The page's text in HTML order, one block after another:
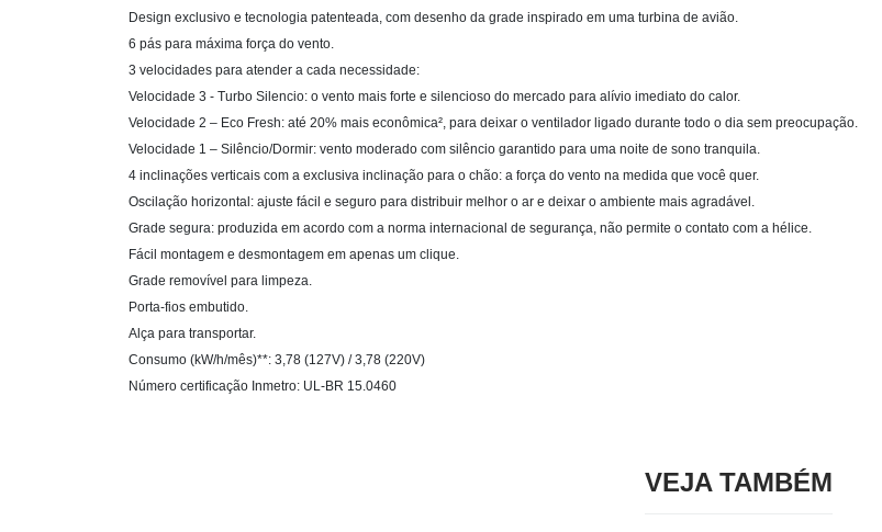
Design exclusivo e tecnologia patenteada, com desenho da grade inspirado em uma turbina de avião.
6 pás para máxima força do vento.
3 velocidades para atender a cada necessidade:
Velocidade 3 - Turbo Silencio: o vento mais forte e silencioso do mercado para alívio imediato do calor.
Velocidade 2 – Eco Fresh: até 20% mais econômica², para deixar o ventilador ligado durante todo o dia sem preocupação.
Velocidade 1 – Silêncio/Dormir: vento moderado com silêncio garantido para uma noite de sono tranquila.
4 inclinações verticais com a exclusiva inclinação para o chão: a força do vento na medida que você quer.
Oscilação horizontal: ajuste fácil e seguro para distribuir melhor o ar e deixar o ambiente mais agradável.
Grade segura: produzida em acordo com a norma internacional de segurança, não permite o contato com a hélice.
Fácil montagem e desmontagem em apenas um clique.
Grade removível para limpeza.
Porta-fios embutido.
Alça para transportar.
Consumo (kW/h/mês)**: 3,78 (127V) / 3,78 (220V)
Número certificação Inmetro: UL-BR 15.0460
VEJA TAMBÉM